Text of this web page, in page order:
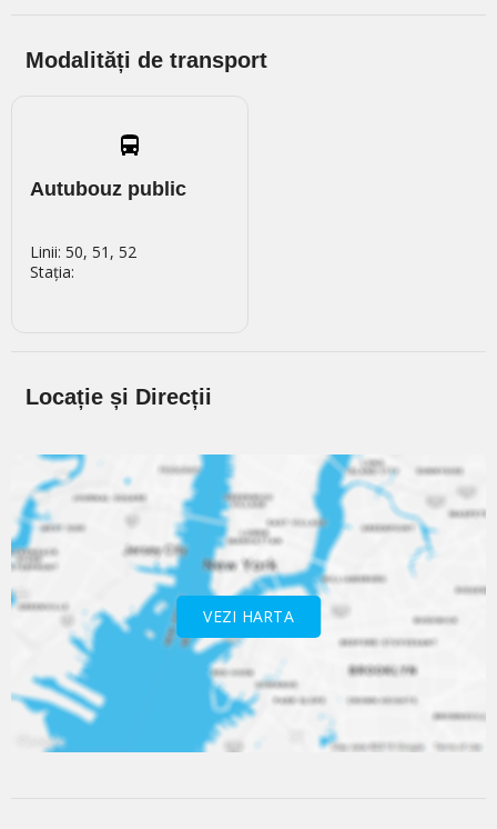
Modalități de transport
Autubouz public
Linii: 50, 51, 52
Stația:
Locație și Direcții
VEZI HARTA